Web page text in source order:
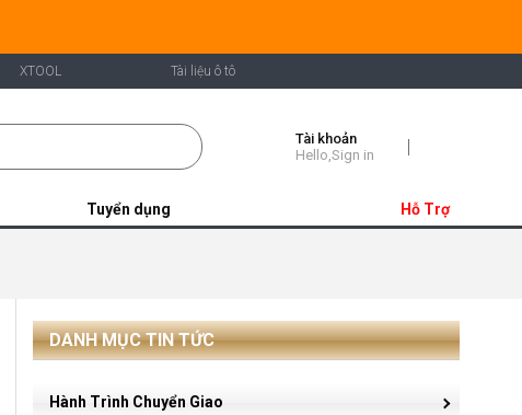
XTOOL Tài liệu ô tô
Tài khoản
Hello,Sign in
Hỗ Trợ
Tuyển dụng
DANH MỤC TIN TỨC
Hành Trình Chuyển Giao